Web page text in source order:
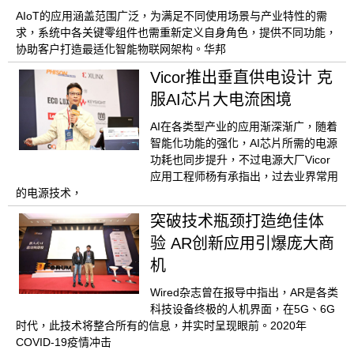
AIoT的应用涵盖范围广泛，为满足不同使用场景与产业特性的需
求，系统中各关键零组件也需重新定义自身角色，提供不同功能，
协助客户打造最适化智能物联网架构。华邦
Vicor推出垂直供电设计 克
服AI芯片大电流困境
AI在各类型产业的应用渐深渐广，随着
智能化功能的强化，AI芯片所需的电源
功耗也同步提升，不过电源大厂Vicor
应用工程师杨有承指出，过去业界常用
的电源技术，
突破技术瓶颈打造绝佳体
验 AR创新应用引爆庞大商
机
Wired杂志曾在报导中指出，AR是各类
科技设备终极的人机界面，在5G、6G
时代，此技术将整合所有的信息，并实时呈现眼前。2020年
COVID-19疫情冲击